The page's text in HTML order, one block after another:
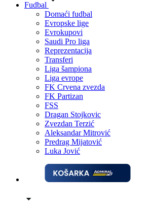
Fudbal
Domaći fudbal
Evropske lige
Evrokupovi
Saudi Pro liga
Reprezentacija
Transferi
Liga šampiona
Liga evrope
FK Crvena zvezda
FK Partizan
FSS
Dragan Stojkovic
Zvezdan Terzić
Aleksandar Mitrović
Predrag Mijatović
Luka Jović